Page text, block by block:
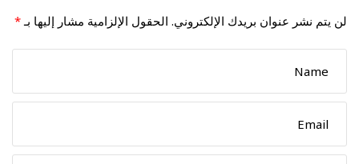
لن يتم نشر عنوان بريدك الإلكتروني. الحقول الإلزامية مشار إليها بـ*